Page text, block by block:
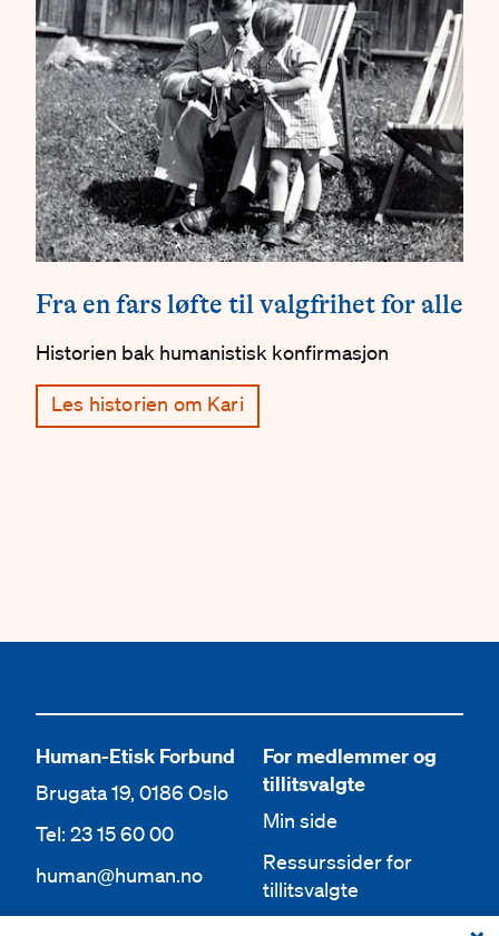
Fra en fars løfte til valgfrihet for alle
Historien bak humanistisk konfirmasjon
Les historien om Kari
Human-Etisk Forbund
Brugata 19, 0186 Oslo
Tel: 23 15 60 00
human@human.no
For medlemmer og
tillitsvalgte
Min side
Ressurssider for
tillitsvalgte